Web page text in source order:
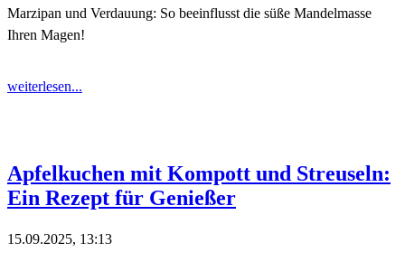
Marzipan und Verdauung: So beeinflusst die süße Mandelmasse
Ihren Magen!
weiterlesen...
Apfelkuchen mit Kompott und Streuseln:
Ein Rezept für Genießer
15.09.2025, 13:13